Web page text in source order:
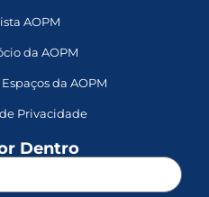
AOPM
da AOPM
da AOPM
Privacidade
Dentro